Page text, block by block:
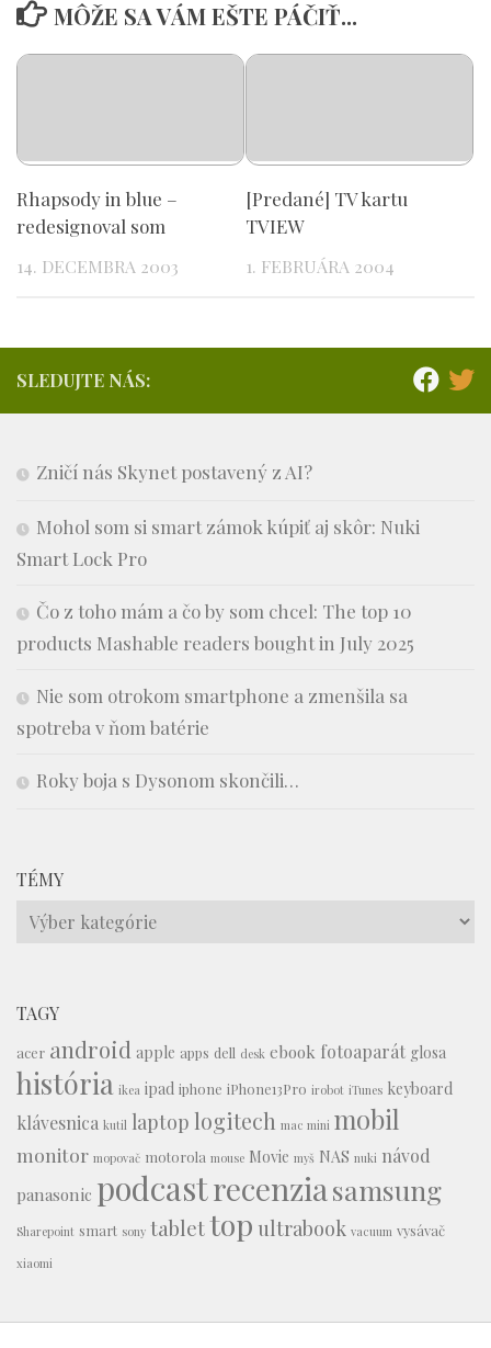
MÔŽE SA VÁM EŠTE PÁČIŤ...
Rhapsody in blue –
redesignoval som
14. DECEMBRA 2003
[Predané] TV kartu
TVIEW
1. FEBRUÁRA 2004
SLEDUJTE NÁS:
Zničí nás Skynet postavený z AI?
Mohol som si smart zámok kúpiť aj skôr: Nuki
Smart Lock Pro
Čo z toho mám a čo by som chcel: The top 10
products Mashable readers bought in July 2025
Nie som otrokom smartphone a zmenšila sa
spotreba v ňom batérie
Roky boja s Dysonom skončili…
TÉMY
Témy
TAGY
acer android apple apps dell desk ebook fotoaparát glosa
história ikea ipad iphone iPhone13Pro irobot iTunes keyboard
klávesnica kutil laptop logitech mac mini mobil
monitor mopovač motorola mouse Movie myš NAS nuki návod
panasonic podcastrecenziasamsung
Sharepoint smart sony tablettop ultrabook vacuum vysávač
xiaomi